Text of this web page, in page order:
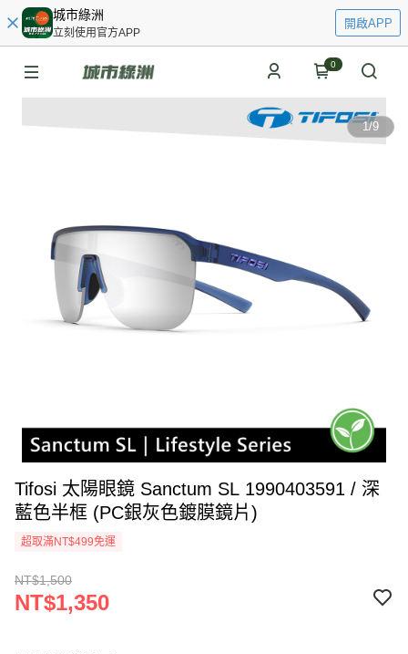
城市綠洲
立刻使用官方APP
開啟APP
0
1/9
Tifosi 太陽眼鏡 Sanctum SL 1990403591 / 深
藍色半框 (PC銀灰色鍍膜鏡片)
超取滿NT$499免運
NT$1,500
NT$1,350